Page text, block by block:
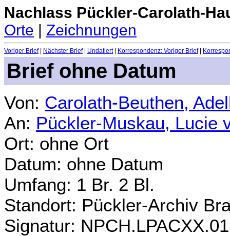
Nachlass Pückler-Carolath-
Orte | Zeichnungen
Voriger Brief| Nächster Brief| Undatiert| Korrespondenz: Voriger Brief|
Brief ohne Datum
Von: Carolath-Beuthen,
An: Pückler-Muskau, Lucie
Ort: ohne Ort
Datum: ohne Datum
Umfang: 1 Br. 2 Bl.
Standort: Pückler-Archiv
Signatur: